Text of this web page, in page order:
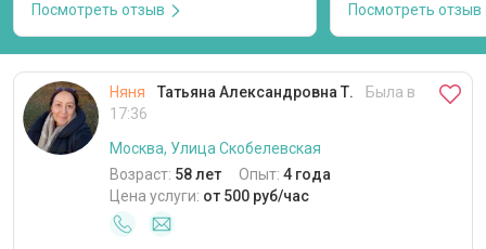
прихода няни в семью было 6
месяцев. Я нашла анкету Инны
по видео пригласила на пробный
день. При первом визите Инна
Викторовна предоставила все
необходимые документы. Мы
среда-четверг с 9.00 до 17.30, так
как няня работает еще в двух
семьях. Инна Викторовна
Посмотреть отзыв
дополнительные
помнила график
поиграть и ко
допы. Прекрасный
Посмотреть отзыв
Няня Татьяна Александровна Т.
Была в
17:36
Москва, Улица Скобелевская
Возраст: 58 лет Опыт: 4 года
Цена услуги: от 500 руб/час